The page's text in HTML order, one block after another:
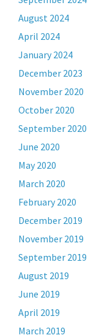
August 2024
April 2024
January 2024
December 2023
November 2020
October 2020
September 2020
June 2020
May 2020
March 2020
February 2020
December 2019
November 2019
September 2019
August 2019
June 2019
April 2019
March 2019